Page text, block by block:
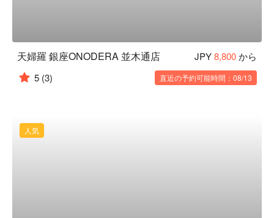
天婦羅 銀座ONODERA 並木通店 JPY8,800から
5 (3) 直近の予約可能時間：08/13
人気